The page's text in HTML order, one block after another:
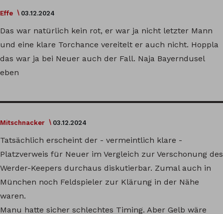
Effe 03.12.2024
Das war natürlich kein rot, er war ja nicht letzter Mann
und eine klare Torchance vereitelt er auch nicht. Hoppla
das war ja bei Neuer auch der Fall. Naja Bayerndusel
eben
Mitschnacker 03.12.2024
Tatsächlich erscheint der - vermeintlich klare -
Platzverweis für Neuer im Vergleich zur Verschonung des
Werder-Keepers durchaus diskutierbar. Zumal auch in
München noch Feldspieler zur Klärung in der Nähe
waren.
Manu hatte sicher schlechtes Timing. Aber Gelb wäre